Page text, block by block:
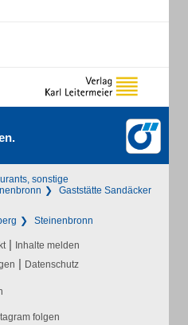
sonstige
Gaststätte Sandäcker
Steinenbronn
| Inhalte melden
| Datenschutz
folgen